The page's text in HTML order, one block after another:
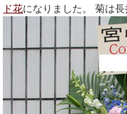
ド花になりました。 菊は